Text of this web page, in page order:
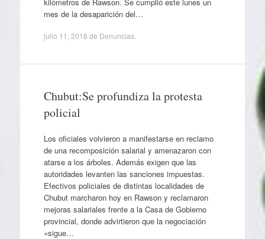
mes de la desaparición del…
julio 11, 2018 de Denuncias.
Chubut:Se profundiza la protesta
policial
Los oficiales volvieron a manifestarse en reclamo
de una recomposición salarial y amenazaron con
atarse a los árboles. Además exigen que las
autoridades levanten las sanciones impuestas.
Efectivos policiales de distintas localidades de
Chubut marcharon hoy en Rawson y reclamaron
mejoras salariales frente a la Casa de Gobierno
provincial, donde advirtieron que la negociación
«sigue…